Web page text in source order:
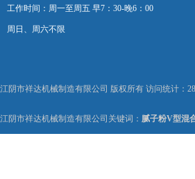
工作时间：周一至周五 早7：30-晚6：00
周日、周六不限
江阴市祥达机械制造有限公司 版权所有 访问统计：
江阴市祥达机械制造有限公司关键词： 腻子粉V型混